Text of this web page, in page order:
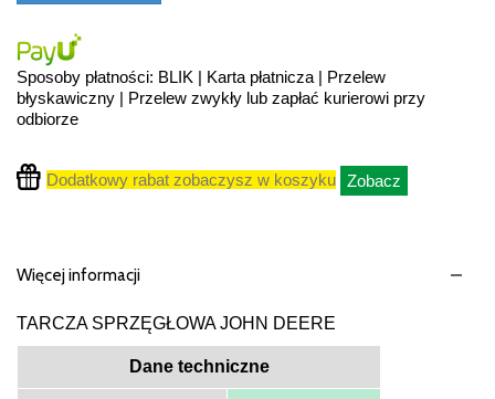
Sposoby płatności: BLIK | Karta płatnicza | Przelew
błyskawiczny | Przelew zwykły lub zapłać kurierowi przy
odbiorze
Dodatkowy rabat zobaczysz w koszyku Zobacz
Więcej informacji
TARCZA SPRZĘGŁOWA JOHN DEERE
Dane techniczne